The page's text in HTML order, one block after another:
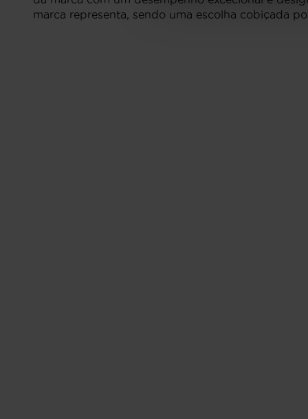
marca representa, sendo uma escolha cobiçada